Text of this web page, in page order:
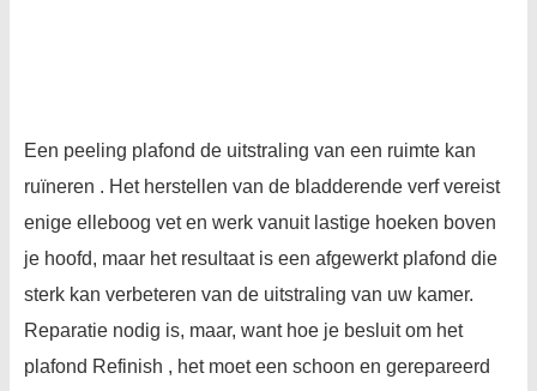
Een peeling plafond de uitstraling van een ruimte kan
ruïneren . Het herstellen van de bladderende verf vereist
enige elleboog vet en werk vanuit lastige hoeken boven
je hoofd, maar het resultaat is een afgewerkt plafond die
sterk kan verbeteren van de uitstraling van uw kamer.
Reparatie nodig is, maar, want hoe je besluit om het
plafond Refinish , het moet een schoon en gerepareerd